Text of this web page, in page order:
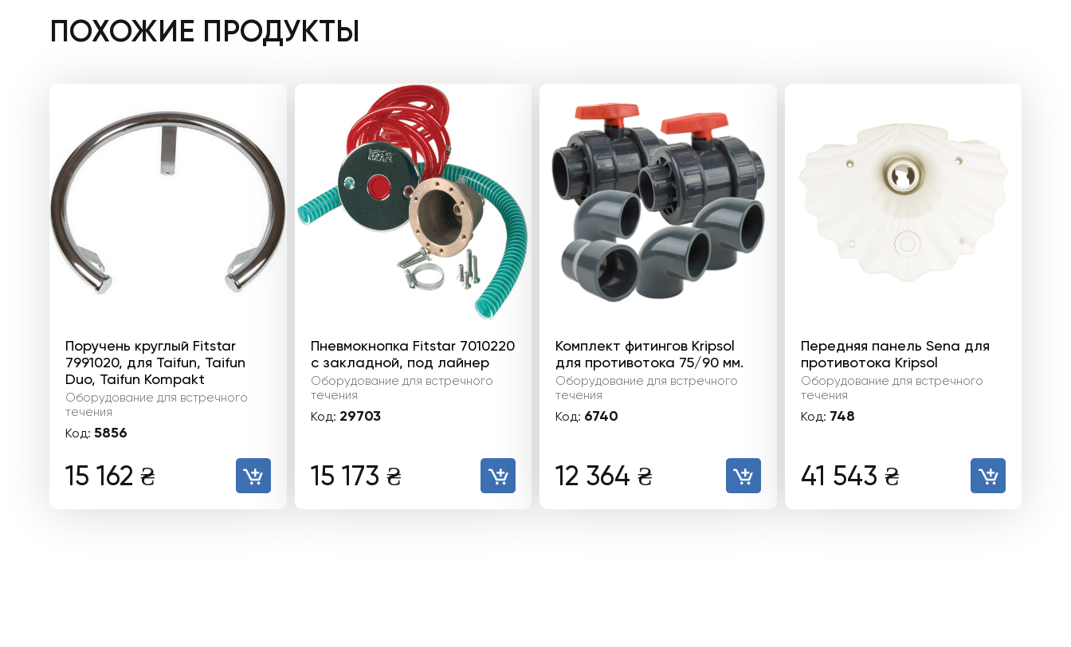
ПОХОЖИЕ ПРОДУКТЫ
Поручень круглый Fitstar
7991020, для Taifun, Taifun
Duo, Taifun Kompakt
Оборудование для встречного
течения
Код: 5856
15 162 ₴
Пневмокнопка Fitstar 7010220
с закладной, под лайнер
Оборудование для встречного
течения
Код: 29703
15 173 ₴
Комплект фитингов Kripsol
для противотока 75/90 мм.
Оборудование для встречного
течения
Код: 6740
12 364 ₴
Передняя панель Sena для
противотока Kripsol
Оборудование для встречного
течения
Код: 748
41 543 ₴